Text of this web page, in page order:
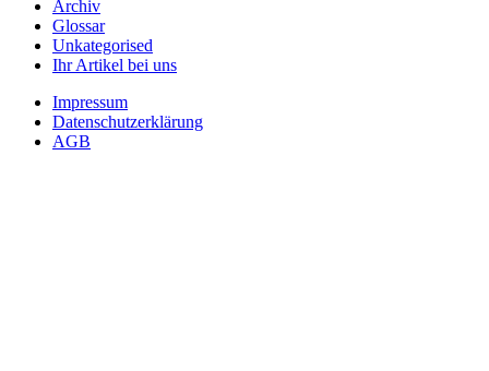
Archiv
Glossar
Unkategorised
Ihr Artikel bei uns
Impressum
Datenschutzerklärung
AGB